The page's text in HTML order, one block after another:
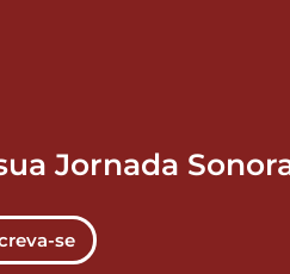
Jornada
se